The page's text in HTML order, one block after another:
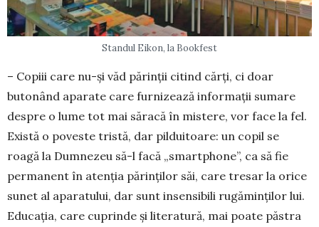
Standul Eikon, la Bookfest
– Copiii care nu-și văd părinții citind cărți, ci doar
butonând aparate care furnizează informații sumare
despre o lume tot mai săracă în mistere, vor face la fel.
Există o poveste tristă, dar pilduitoare: un copil se
roagă la Dumnezeu să-l facă „smart­phone”, ca să fie
permanent în atenția părinților săi, care tresar la orice
sunet al aparatului, dar sunt insensibili rugăminților lui.
Educația, care cuprinde și literatură, mai poate păstra